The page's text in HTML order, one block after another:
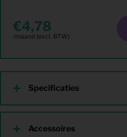
4,78
Specificaties
Accessoires